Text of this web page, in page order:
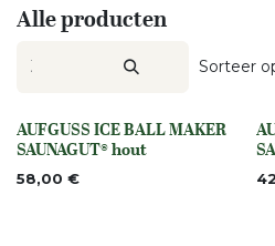
Alle producten
Sorteer
None
AUFGUSS ICE BALL MAKER
SAUNAGUT® hout
58,00 €